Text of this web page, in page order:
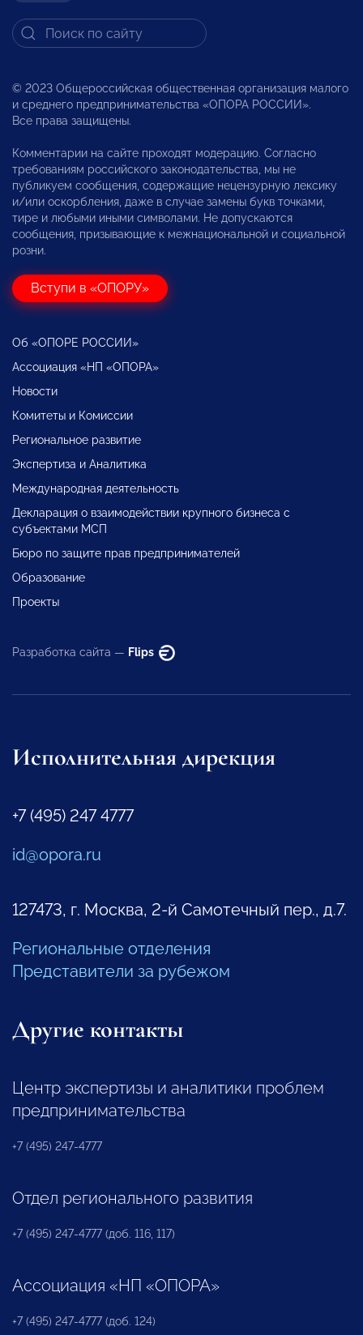
© 2023 Общероссийская общественная организация малого
и среднего предпринимательства «ОПОРА РОССИИ».
Все права защищены.
Комментарии на сайте проходят модерацию. Согласно
требованиям российского законодательства, мы не
публикуем сообщения, содержащие нецензурную лексику
и/или оскорбления, даже в случае замены букв точками,
тире и любыми иными символами. Не допускаются
сообщения, призывающие к межнациональной и социальной
розни.
Вступи в «ОПОРУ»
Об «ОПОРЕ РОССИИ»
Ассоциация «НП «ОПОРА»
Новости
Комитеты и Комиссии
Региональное развитие
Экспертиза и Аналитика
Международная деятельность
Декларация о взаимодействии крупного бизнеса с
субъектами МСП
Бюро по защите прав предпринимателей
Образование
Проекты
Разработка сайта — Flips
Исполнительная дирекция
+7 (495) 247 4777
id@opora.ru
127473, г. Москва, 2-й Самотечный пер., д.7.
Региональные отделения
Представители за рубежом
Другие контакты
Центр экспертизы и аналитики проблем
предпринимательства
+7 (495) 247-4777
Отдел регионального развития
+7 (495) 247-4777 (доб. 116, 117)
Ассоциация «НП «ОПОРА»
+7 (495) 247-4777 (доб. 124)